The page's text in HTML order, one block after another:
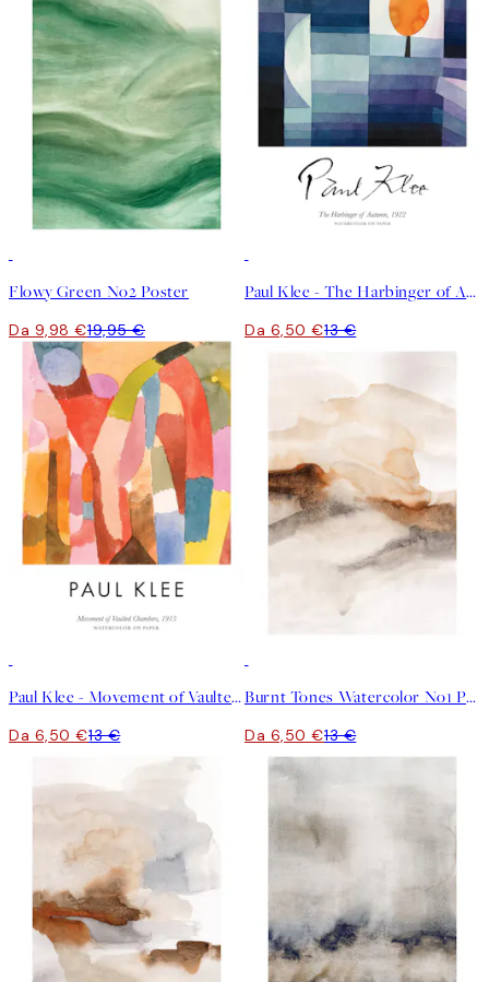
Flowy Green No2 Poster
Da 9,98 €19,95 €
Paul Klee - The Harbinger of Autumn Poster
Da 6,50 €13 €
Paul Klee - Movement of Vaulted Chambers Poster
Da 6,50 €13 €
Burnt Tones Watercolor No1 Poster
Da 6,50 €13 €